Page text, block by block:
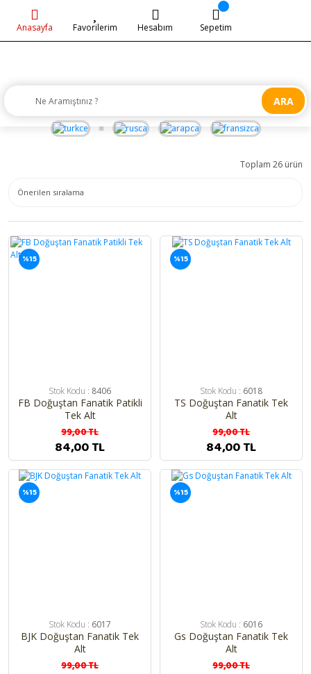
ARA
Anasayfa Favorilerim Hesabım Sepetim
Toplam 26 ürün
%15
Stok Kodu : 8406
FB Doğuştan Fanatik Patikli
Tek Alt
99,00 TL
84,00 TL
%15
Stok Kodu : 6018
TS Doğuştan Fanatik Tek
Alt
99,00 TL
84,00 TL
%15
Stok Kodu : 6017
BJK Doğuştan Fanatik Tek
Alt
99,00 TL
%15
Stok Kodu : 6016
Gs Doğuştan Fanatik Tek
Alt
99,00 TL